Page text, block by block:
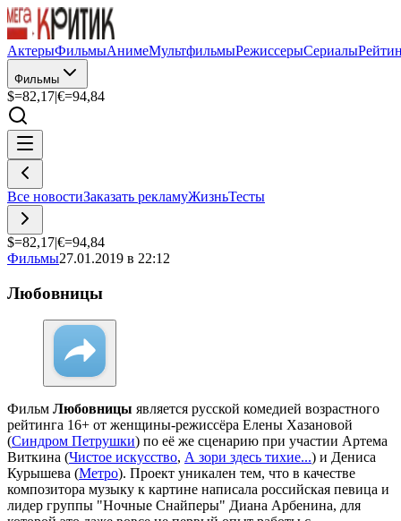
АктерыФильмыАнимеМультфильмыРежиссерыСериалы
Фильмы
$=82,17|€=94,84
Все новостиЗаказать рекламуЖизньТесты
$=82,17|€=94,84
Фильмы27.01.2019 в 22:12
Любовницы
Фильм Любовницы является русской комедией возрастного
рейтинга 16+ от женщины-режиссёра Елены Хазановой
(Синдром Петрушки) по её же сценарию при участии Артема
Виткина (Чистое искусство, А зори здесь тихие...) и Дениса
Курышева (Метро). Проект уникален тем, что в качестве
композитора музыку к картине написала российская певица и
лидер группы "Ночные Снайперы" Диана Арбенина, для